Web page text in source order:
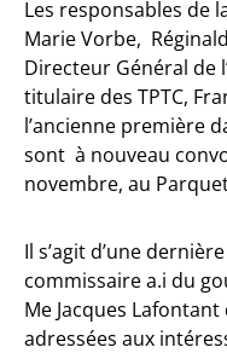
Les responsables de
Marie Vorbe,
Directeur Général de
titulaire des TPTC,
l’ancienne première
sont à nouveau
novembre, au
Il s’agit d’une
commissaire a.i du
Me Jacques
adressées aux